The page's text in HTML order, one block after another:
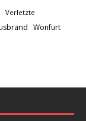
Verletzte
Wonfurt